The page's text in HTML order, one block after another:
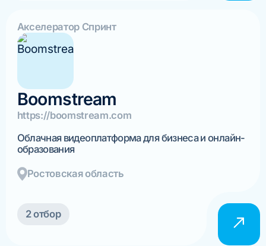
Акселератор Спринт
Boomstream
https://boomstream.com
Облачная видеоплатформа для бизнеса и онлайн-
образования
Ростовская область
2 отбор